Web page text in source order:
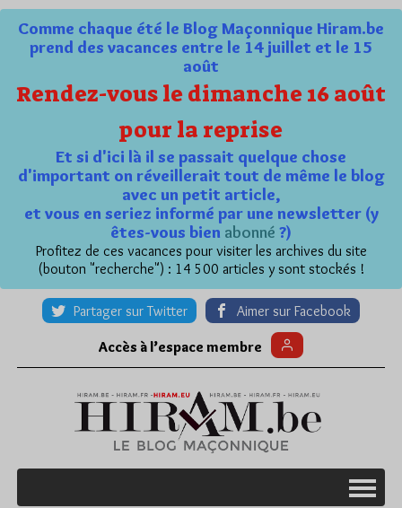
Comme chaque été le Blog Maçonnique Hiram.be
prend des vacances entre le 14 juillet et le 15
août
Rendez-vous le dimanche 16 août
pour la reprise
Et si d'ici là il se passait quelque chose
d'important on réveillerait tout de même le blog
avec un petit article,
et vous en seriez informé par une newsletter (y
êtes-vous bien abonné ?)
Profitez de ces vacances pour visiter les archives du site
(bouton "recherche") : 14 500 articles y sont stockés !
Partager sur Twitter Aimer sur Facebook
Accès à l’espace membre